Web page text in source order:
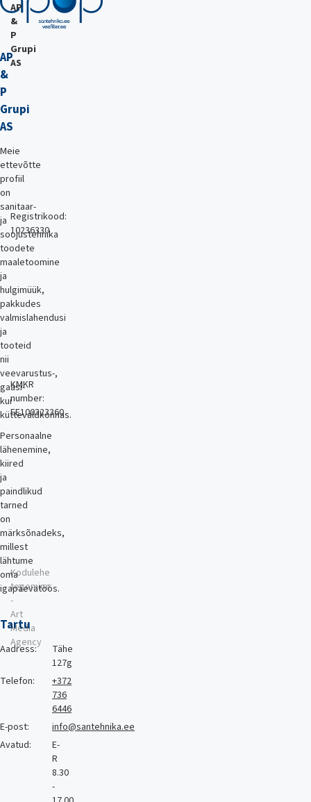
AP
&
P
Grupi
AS
Meie
ettevõtte
profiil
on
sanitaar-
ja
soojustehnika
toodete
maaletoomine
ja
hulgimüük,
pakkudes
valmislahendusi
ja
tooteid
nii
veevarustus-,
gaasi-
kui
küttevaldkonnas.
Personaalne
lähenemine,
kiired
ja
paindlikud
tarned
on
märksõnadeks,
millest
lähtume
oma
igapäevatöös.
Tartu
Aadress:
Tähe
127g
Telefon:
+372
736
6446
E-post:
info@santehnika.ee
Avatud:
E-
R
8.30
-
AP
&
P
Grupi
AS
Registrikood:
10236330
KMKR
number:
EE100323360
Kodulehe
tegemine
-
Art
Media
Agency